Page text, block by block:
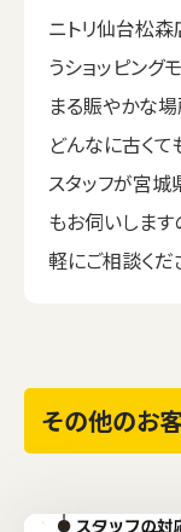
ニトリ仙台松
うショッピング
まる賑やかな場
どんなに古く
スタッフが宮城
もお伺いします
軽にご相談くだ
その他のお